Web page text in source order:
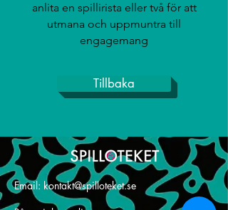
anlita en spillirista eller två för att
utmana och uppmuntra till
engagemang
Tillbaka
Email: kontakt@spilloteket.se